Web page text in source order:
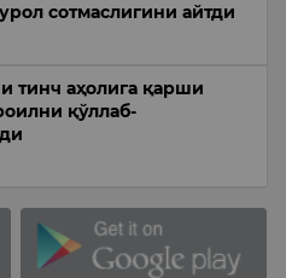
сотмаслигини айтди
тинч аҳолига қарши
қўллаб-